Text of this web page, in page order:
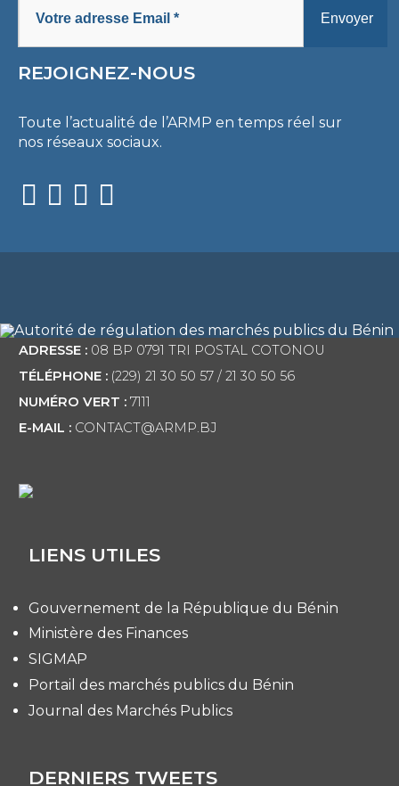
REJOIGNEZ-NOUS
Toute l’actualité de l’ARMP en temps réel sur
nos réseaux sociaux.
ADRESSE :08 BP 0791 TRI POSTAL COTONOU
TÉLÉPHONE :(229) 21 30 50 57 / 21 30 50 56
NUMÉRO VERT :7111
E-MAIL :CONTACT@ARMP.BJ
LIENS UTILES
Gouvernement de la République du Bénin
Ministère des Finances
SIGMAP
Portail des marchés publics du Bénin
Journal des Marchés Publics
DERNIERS TWEETS